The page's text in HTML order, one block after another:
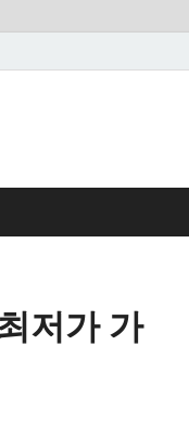
저가 가